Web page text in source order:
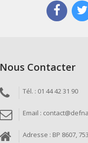
Nous Contacter
Tél. : 01 44 42 31 90
Email :
Adresse : BP 8607,